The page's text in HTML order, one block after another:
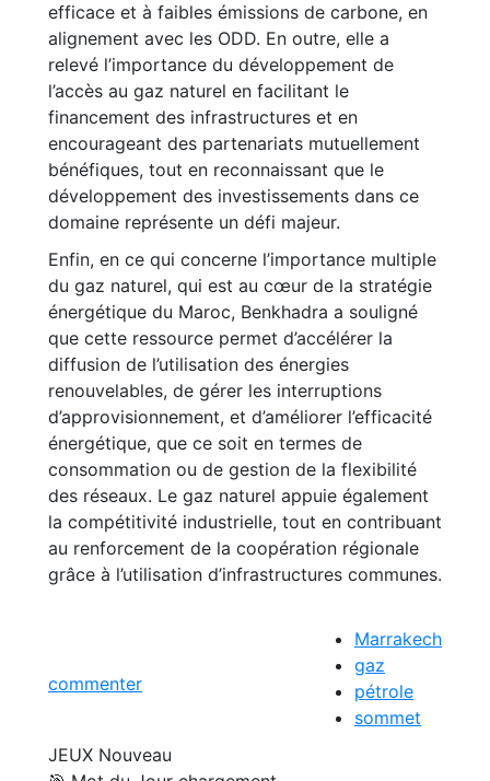
efficace et à faibles émissions de carbone, en
alignement avec les ODD. En outre, elle a
relevé l’importance du développement de
l’accès au gaz naturel en facilitant le
financement des infrastructures et en
encourageant des partenariats mutuellement
bénéfiques, tout en reconnaissant que le
développement des investissements dans ce
domaine représente un défi majeur.
Enfin, en ce qui concerne l’importance multiple
du gaz naturel, qui est au cœur de la stratégie
énergétique du Maroc, Benkhadra a souligné
que cette ressource permet d’accélérer la
diffusion de l’utilisation des énergies
renouvelables, de gérer les interruptions
d’approvisionnement, et d’améliorer l’efficacité
énergétique, que ce soit en termes de
consommation ou de gestion de la flexibilité
des réseaux. Le gaz naturel appuie également
la compétitivité industrielle, tout en contribuant
au renforcement de la coopération régionale
grâce à l’utilisation d’infrastructures communes.
commenter
Marrakech
gaz
pétrole
sommet
JEUX Nouveau